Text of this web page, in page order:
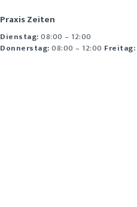
Praxis Zeiten
Dienstag:08:00 – 12:00
Donnerstag:08:00 – 12:00 Freitag: